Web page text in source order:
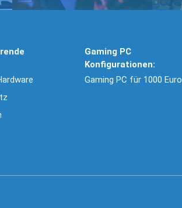
Gaming PC
Konfigurationen:
Gaming PC für 1000 Euro